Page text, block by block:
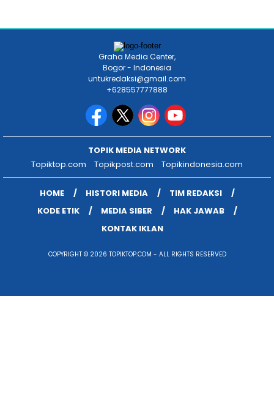
Graha Media Center,
Bogor - Indonesia
untukredaksi@gmail.com
+628557777888
TOPIK MEDIA NETWORK
Topiktop.com
Topikpost.com Topikindonesia.com
HOME HISTORI MEDIA
TIM REDAKSI
KODE ETIK
MEDIA SIBER
HAK JAWAB
KONTAK IKLAN
COPYRIGHT © 2026 TOPIKTOP.COM - ALL RIGHTS RESERVED